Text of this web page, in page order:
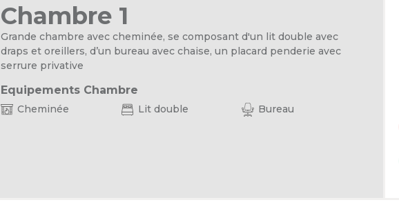
Chambre 1
Grande chambre avec cheminée, se composant d'un lit double avec
draps et oreillers, d’un bureau avec chaise, un placard penderie avec
serrure privative
Equipements Chambre
Cheminée Lit double Bureau